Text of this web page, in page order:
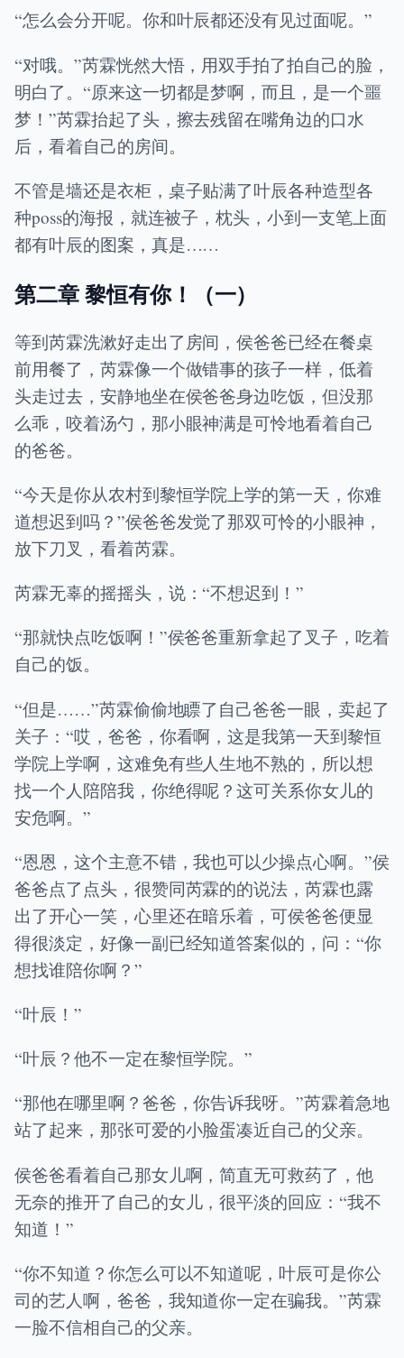
“怎么会分开呢。你和叶辰都还没有见过面呢。”
“对哦。”芮霖恍然大悟，用双手拍了拍自己的脸，
明白了。“原来这一切都是梦啊，而且，是一个噩
梦！”芮霖抬起了头，擦去残留在嘴角边的口水
后，看着自己的房间。
不管是墙还是衣柜，桌子贴满了叶辰各种造型各
种poss的海报，就连被子，枕头，小到一支笔上面
都有叶辰的图案，真是……
第二章 黎恒有你！（一）
等到芮霖洗漱好走出了房间，侯爸爸已经在餐桌
前用餐了，芮霖像一个做错事的孩子一样，低着
头走过去，安静地坐在侯爸爸身边吃饭，但没那
么乖，咬着汤勺，那小眼神满是可怜地看着自己
的爸爸。
“今天是你从农村到黎恒学院上学的第一天，你难
道想迟到吗？”侯爸爸发觉了那双可怜的小眼神，
放下刀叉，看着芮霖。
芮霖无辜的摇摇头，说：“不想迟到！”
“那就快点吃饭啊！”侯爸爸重新拿起了叉子，吃着
自己的饭。
“但是……”芮霖偷偷地瞟了自己爸爸一眼，卖起了
关子：“哎，爸爸，你看啊，这是我第一天到黎恒
学院上学啊，这难免有些人生地不熟的，所以想
找一个人陪陪我，你绝得呢？这可关系你女儿的
安危啊。”
“恩恩，这个主意不错，我也可以少操点心啊。”侯
爸爸点了点头，很赞同芮霖的的说法，芮霖也露
出了开心一笑，心里还在暗乐着，可侯爸爸便显
得很淡定，好像一副已经知道答案似的，问：“你
想找谁陪你啊？”
“叶辰！”
“叶辰？他不一定在黎恒学院。”
“那他在哪里啊？爸爸，你告诉我呀。”芮霖着急地
站了起来，那张可爱的小脸蛋凑近自己的父亲。
侯爸爸看着自己那女儿啊，简直无可救药了，他
无奈的推开了自己的女儿，很平淡的回应：“我不
知道！”
“你不知道？你怎么可以不知道呢，叶辰可是你公
司的艺人啊，爸爸，我知道你一定在骗我。”芮霖
一脸不信相自己的父亲。